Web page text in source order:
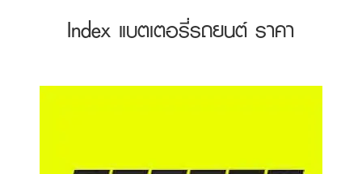
Index แบตเตอรี่รถยนต์ ราคา